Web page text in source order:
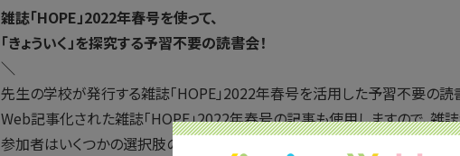
雑誌「HOPE」2022年春号を使って、
「きょういく」を探究する予習不要の読書会！
＼
先生の学校が発行する雑誌「HOPE」2022年春号を活用した予習不要の読
Web記事化された雑誌「HOPE」2022年春号の記事も使用しますので、雑
参加者はいくつかの選択肢の中から、その場で読みたい記事を選び、その場